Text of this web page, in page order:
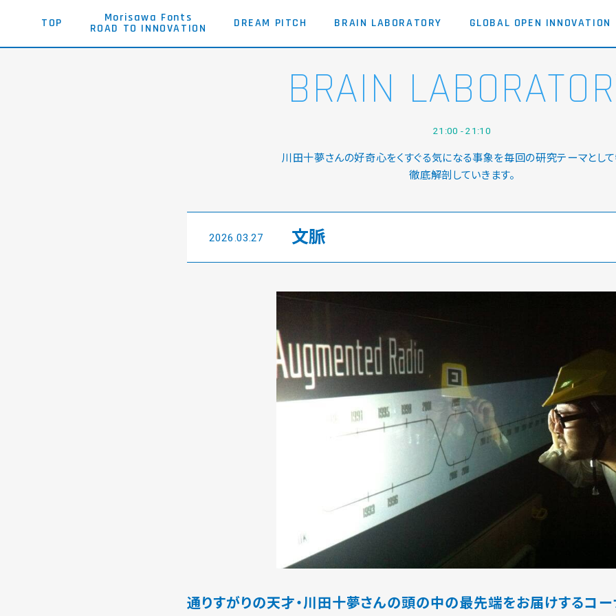
TOP Morisawa Fonts
ROAD TO INNOVATION DREAM PITCH BRAIN LABORATORY GLOBAL OPEN INNOVATION
BRAIN
21:00 - 21:10
川田十夢さんの好奇心をくすぐる気になる事象を毎回の研究テーマとして
徹底解剖していきます。
2026.03.27 文脈
通りすがりの天才・川田十夢さんの頭の中の最先端をお届けするコー